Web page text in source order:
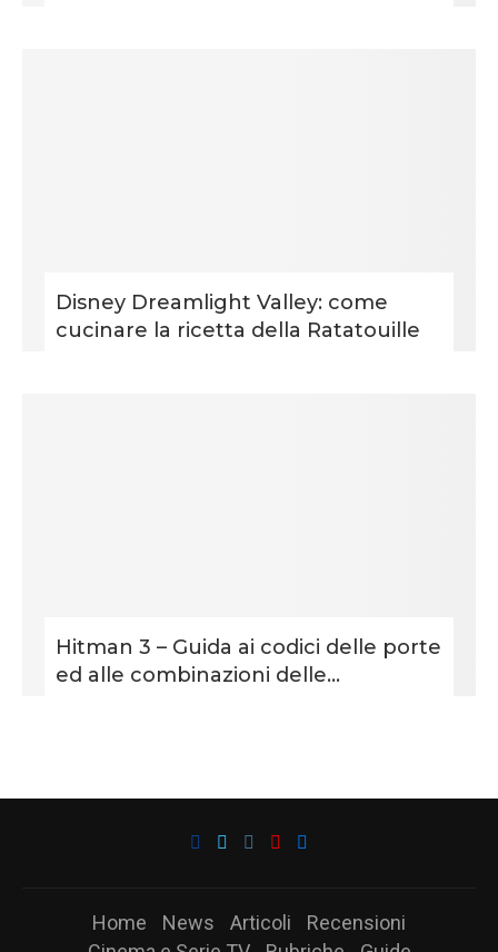
Disney Dreamlight Valley: come
cucinare la ricetta della Ratatouille
Hitman 3 – Guida ai codici delle porte
ed alle combinazioni delle...
Home News Articoli
Recensioni